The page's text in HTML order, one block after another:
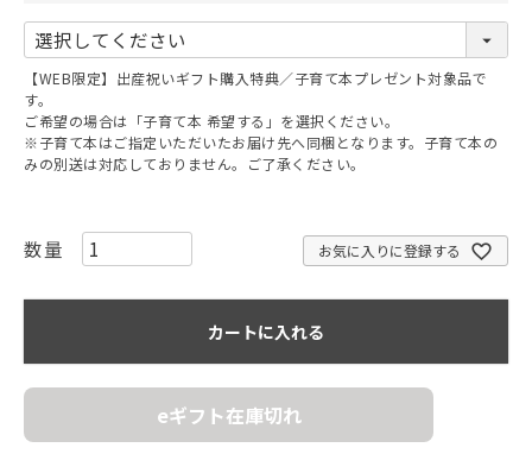
(
必
須
【WEB限定】出産祝いギフト購入特典／子育て本プレゼント対象品で
す。
ご希望の場合は「子育て本 希望する」を選択ください。
※子育て本はご指定いただいたお届け先へ同梱となります。子育て本の
みの別送は対応しておりません。ご了承ください。
お気に入りに登録する
カートに入れる
eギフト在庫切れ